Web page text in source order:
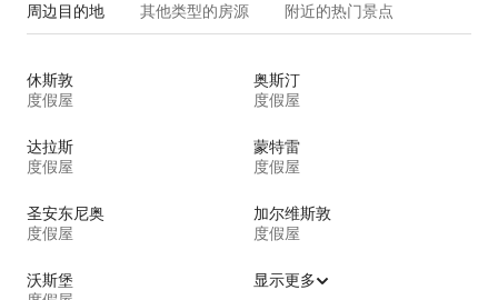
周边目的地 其他类型的房源 附近的热门景点
休斯敦
度假屋
奥斯汀
度假屋
达拉斯
度假屋
蒙特雷
度假屋
圣安东尼奥
度假屋
加尔维斯敦
度假屋
沃斯堡
显示更多